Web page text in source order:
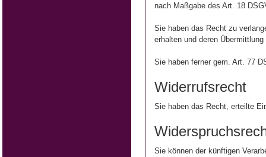
nach Maßgabe des Art. 18
Sie haben das Recht zu
erhalten und deren
Sie haben ferner gem. Art. 77
Widerrufsrecht
Sie haben das Recht, erteilte
Sie können der künftigen